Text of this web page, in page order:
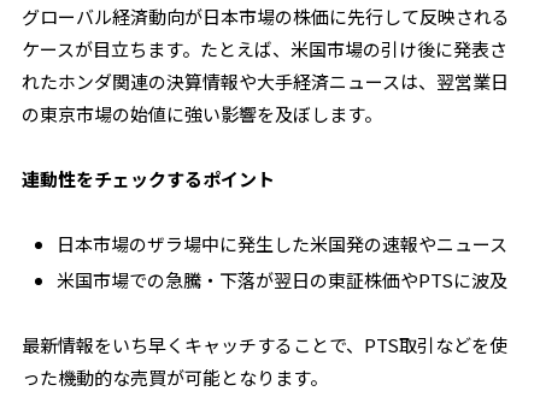
グローバル経済動向が日本市場の株価に先行して反映される
ケースが目立ちます。たとえば、米国市場の引け後に発表さ
れたホンダ関連の決算情報や大手経済ニュースは、翌営業日
の東京市場の始値に強い影響を及ぼします。
連動性をチェックするポイント
日本市場のザラ場中に発生した米国発の速報やニュース
米国市場での急騰・下落が翌日の東証株価やPTSに波及
最新情報をいち早くキャッチすることで、PTS取引などを使
った機動的な売買が可能となります。